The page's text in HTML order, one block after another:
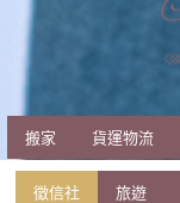
搬家 貨運物流
徵信社 旅遊